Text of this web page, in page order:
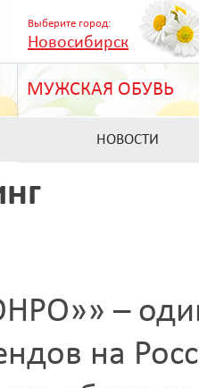
Выберите город:
Новосибирск
МУЖСКАЯ ОБУВЬ
НОВОСТИ
–
на